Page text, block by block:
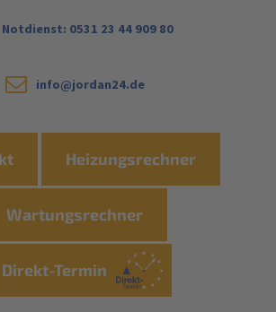
Notdienst: 0531 23 44 909 80
info@jordan24.de
Heizungsrechner
Wartungsrechner
Direkt-Termin